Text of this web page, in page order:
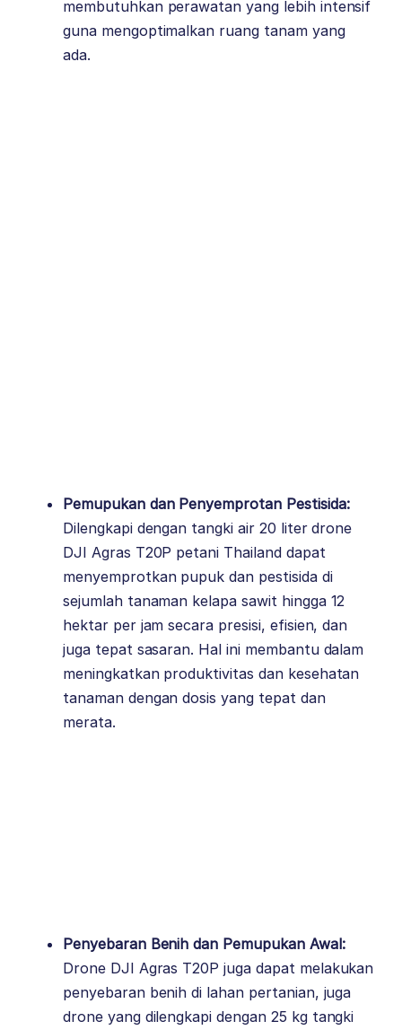
membutuhkan perawatan yang lebih intensif
guna mengoptimalkan ruang tanam yang
ada.
Pemupukan dan Penyemprotan Pestisida:
Dilengkapi dengan tangki air 20 liter drone
DJI Agras T20P petani Thailand dapat
menyemprotkan pupuk dan pestisida di
sejumlah tanaman kelapa sawit hingga 12
hektar per jam secara presisi, efisien, dan
juga tepat sasaran. Hal ini membantu dalam
meningkatkan produktivitas dan kesehatan
tanaman dengan dosis yang tepat dan
merata.
Penyebaran Benih dan Pemupukan Awal:
Drone DJI Agras T20P juga dapat melakukan
penyebaran benih di lahan pertanian, juga
drone yang dilengkapi dengan 25 kg tangki